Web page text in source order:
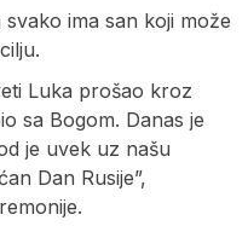
ima san koji može
Luka prošao kroz
sa Bogom. Danas je
je uvek uz našu
Dan Rusije”,